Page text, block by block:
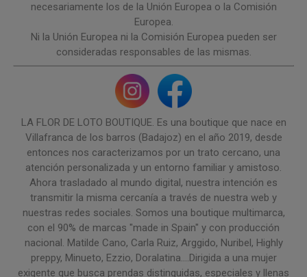
necesariamente los de la Unión Europea o la Comisión
Europea.
Ni la Unión Europea ni la Comisión Europea pueden ser
consideradas responsables de las mismas.
LA FLOR DE LOTO BOUTIQUE. Es una boutique que nace en
Villafranca de los barros (Badajoz) en el año 2019, desde
entonces nos caracterizamos por un trato cercano, una
atención personalizada y un entorno familiar y amistoso.
Ahora trasladado al mundo digital, nuestra intención es
transmitir la misma cercanía a través de nuestra web y
nuestras redes sociales. Somos una boutique multimarca,
con el 90% de marcas "made in Spain" y con producción
nacional. Matilde Cano, Carla Ruiz, Arggido, Nuribel, Highly
preppy, Minueto, Ezzio, Doralatina....Dirigida a una mujer
exigente que busca prendas distinguidas, especiales y llenas